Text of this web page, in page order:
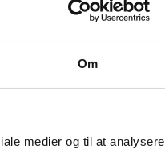
Om
medier og til at analysere